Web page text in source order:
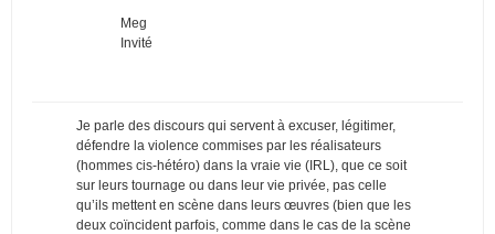
Meg
Invité
Je parle des discours qui servent à excuser, légitimer,
défendre la violence commises par les réalisateurs
(hommes cis-hétéro) dans la vraie vie (IRL), que ce soit
sur leurs tournage ou dans leur vie privée, pas celle
qu’ils mettent en scène dans leurs œuvres (bien que les
deux coïncident parfois, comme dans le cas de la scène